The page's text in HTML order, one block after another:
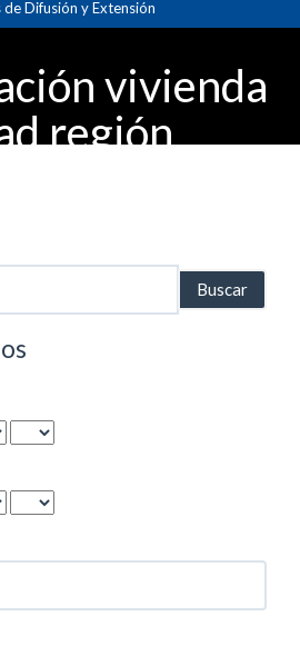
de Difusión y Extensión
vivienda
región